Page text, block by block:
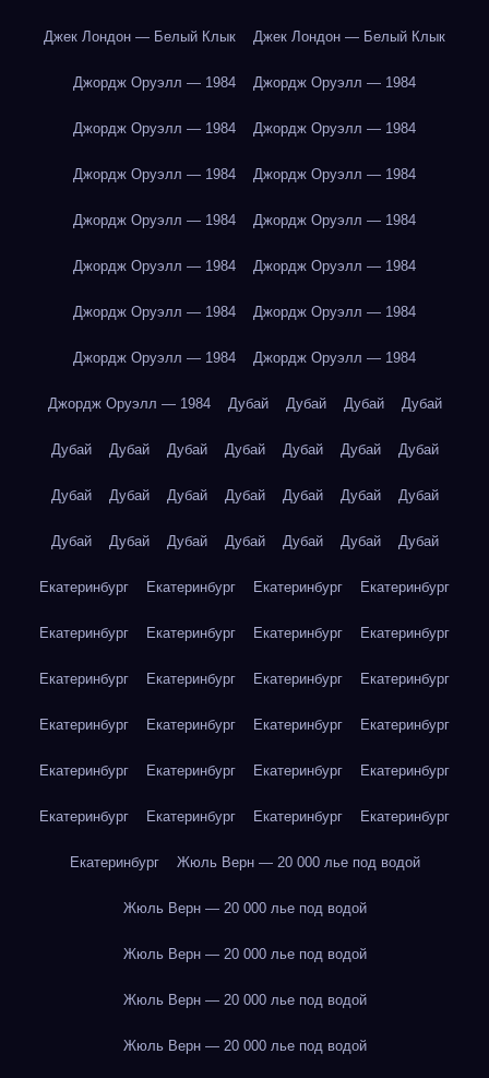
Джек Лондон — Белый Клык Джек Лондон — Белый Клык
Джордж Оруэлл — 1984 Джордж Оруэлл — 1984
Джордж Оруэлл — 1984 Джордж Оруэлл — 1984
Джордж Оруэлл — 1984 Джордж Оруэлл — 1984
Джордж Оруэлл — 1984 Джордж Оруэлл — 1984
Джордж Оруэлл — 1984 Джордж Оруэлл — 1984
Джордж Оруэлл — 1984 Джордж Оруэлл — 1984
Джордж Оруэлл — 1984 Джордж Оруэлл — 1984
Джордж Оруэлл — 1984 Дубай Дубай Дубай Дубай
Дубай Дубай Дубай Дубай Дубай Дубай Дубай
Дубай Дубай Дубай Дубай Дубай Дубай Дубай
Дубай Дубай Дубай Дубай Дубай Дубай Дубай
Екатеринбург Екатеринбург Екатеринбург Екатеринбург
Екатеринбург Екатеринбург Екатеринбург Екатеринбург
Екатеринбург Екатеринбург Екатеринбург Екатеринбург
Екатеринбург Екатеринбург Екатеринбург Екатеринбург
Екатеринбург Екатеринбург Екатеринбург Екатеринбург
Екатеринбург Екатеринбург Екатеринбург Екатеринбург
Екатеринбург Жюль Верн — 20 000 лье под водой
Жюль Верн — 20 000 лье под водой
Жюль Верн — 20 000 лье под водой
Жюль Верн — 20 000 лье под водой
Жюль Верн — 20 000 лье под водой